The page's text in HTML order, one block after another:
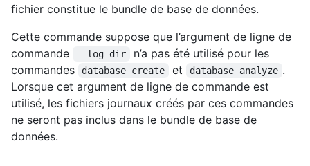
fichier constitue le bundle de base de données.
Cette commande suppose que l’argument de ligne de
commande
--log-dir
n’a pas été utilisé pour les
commandes
database create et database analyze .
Lorsque cet argument de ligne de commande est
utilisé, les fichiers journaux créés par ces commandes
ne seront pas inclus dans le bundle de base de
données.